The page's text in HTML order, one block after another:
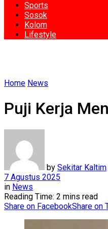
Sports
Sosok
Kolom
Lifestyle
Home News
Puji Kerja
by Sekitar Kaltim
7 Agustus 2025
in News
Reading Time: 2 mins read
Share on FacebookShare on